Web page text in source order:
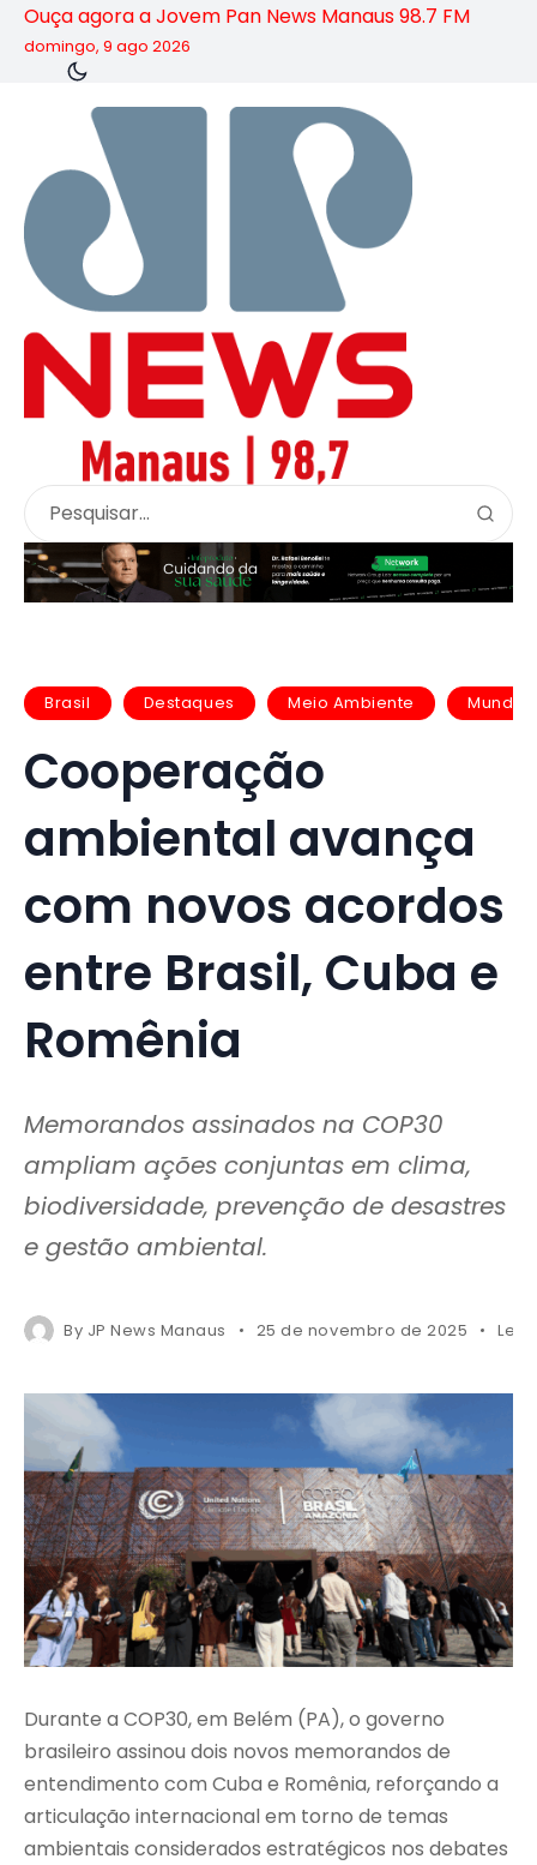
Ouça agora a Jovem Pan News Manaus 98.7 FM
domingo, 9 ago 2026
Brasil Destaques Meio Ambiente Mundo
Cooperação
ambiental avança
com novos acordos
entre Brasil, Cuba e
Romênia
Memorandos assinados na COP30
ampliam ações conjuntas em clima,
biodiversidade, prevenção de desastres
e gestão ambiental.
By JP News Manaus 25 de novembro de 2025
Durante a COP30, em Belém (PA), o governo
brasileiro assinou dois novos memorandos de
entendimento com Cuba e Romênia, reforçando a
articulação internacional em torno de temas
ambientais considerados estratégicos nos debates